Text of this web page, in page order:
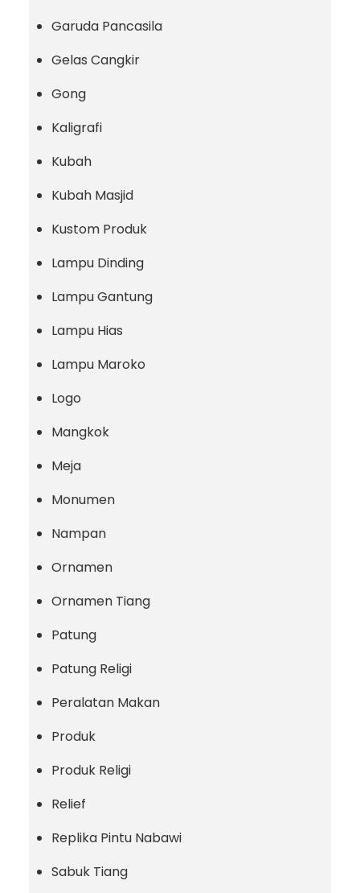
Garuda Pancasila
Gelas Cangkir
Gong
Kaligrafi
Kubah
Kubah Masjid
Kustom Produk
Lampu Dinding
Lampu Gantung
Lampu Hias
Lampu Maroko
Logo
Mangkok
Meja
Monumen
Nampan
Ornamen
Ornamen Tiang
Patung
Patung Religi
Peralatan Makan
Produk
Produk Religi
Relief
Replika Pintu Nabawi
Sabuk Tiang